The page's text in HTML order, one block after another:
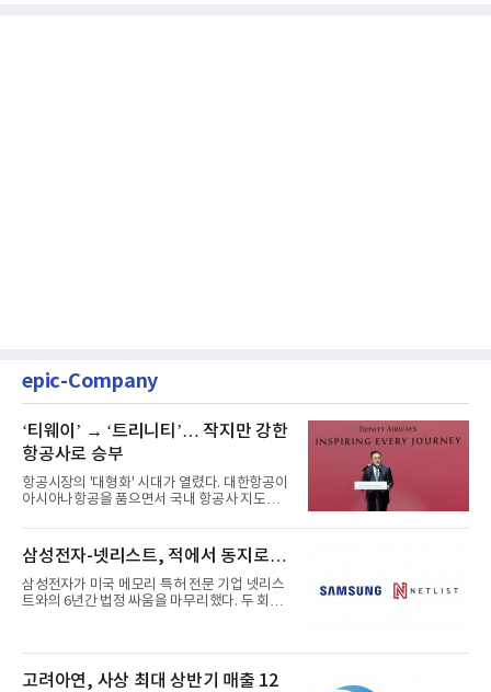
epic-Company
‘티웨이’ → ‘트리니티’… 작지만 강한
항공사로 승부
항공시장의 '대형화' 시대가 열렸다. 대한항공이
아시아나항공을 품으면서 국내 항공사 지도가
삼성전자-넷리스트, 적에서 동지로…
삼성전자가 미국 메모리 특허 전문 기업 넷리스
트와의 6년간 법정 싸움을 마무리했다. 두 회사
고려아연, 사상 최대 상반기 매출 12